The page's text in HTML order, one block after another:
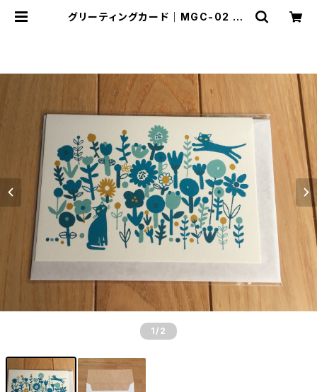
グリーティングカード｜MGC-02 | c
1 /2